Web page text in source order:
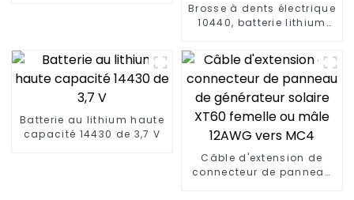
Brosse à dents électrique
10440, batterie lithium
Batterie au lithium haute
capacité 14430 de 3,7 V
Câble d'extension de
connecteur de panneau